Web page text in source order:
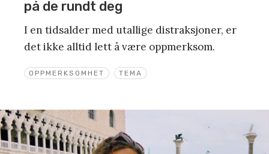
OPPMERKSOMHET TEMA
på de rundt deg
I en tidsalder med utallige distraksjoner, er
det ikke alltid lett å være oppmerksom.